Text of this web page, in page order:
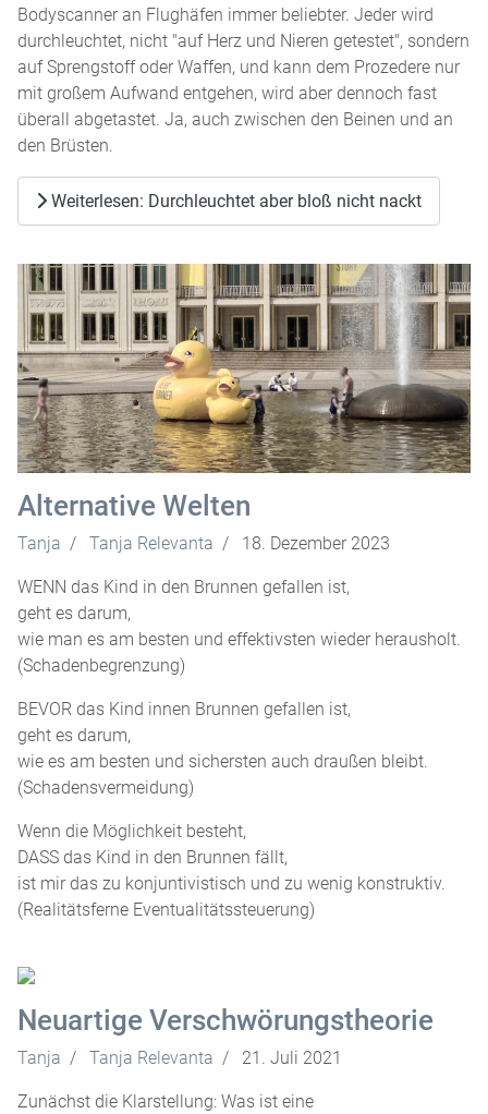
Bodyscanner an Flughäfen immer beliebter. Jeder wird
durchleuchtet, nicht "auf Herz und Nieren getestet", sondern
auf Sprengstoff oder Waffen, und kann dem Prozedere nur
mit großem Aufwand entgehen, wird aber dennoch fast
überall abgetastet. Ja, auch zwischen den Beinen und an
den Brüsten.
Weiterlesen: Durchleuchtet aber bloß nicht nackt
Alternative Welten
Tanja Tanja Relevanta 18. Dezember 2023
WENN das Kind in den Brunnen gefallen ist,
geht es darum,
wie man es am besten und effektivsten wieder herausholt.
(Schadenbegrenzung)
BEVOR das Kind innen Brunnen gefallen ist,
geht es darum,
wie es am besten und sichersten auch draußen bleibt.
(Schadensvermeidung)
Wenn die Möglichkeit besteht,
DASS das Kind in den Brunnen fällt,
ist mir das zu konjuntivistisch und zu wenig konstruktiv.
(Realitätsferne Eventualitätssteuerung)
Neuartige Verschwörungstheorie
Tanja Tanja Relevanta 21. Juli 2021
Zunächst die Klarstellung: Was ist eine